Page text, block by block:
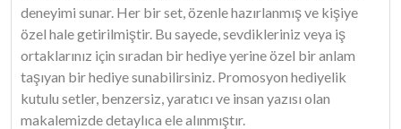
deneyimi sunar. Her bir set, özenle hazırlanmış ve kişiye
özel hale getirilmiştir. Bu sayede, sevdikleriniz veya iş
ortaklarınız için sıradan bir hediye yerine özel bir anlam
taşıyan bir hediye sunabilirsiniz. Promosyon hediyelik
kutulu setler, benzersiz, yaratıcı ve insan yazısı olan
makalemizde detaylıca ele alınmıştır.